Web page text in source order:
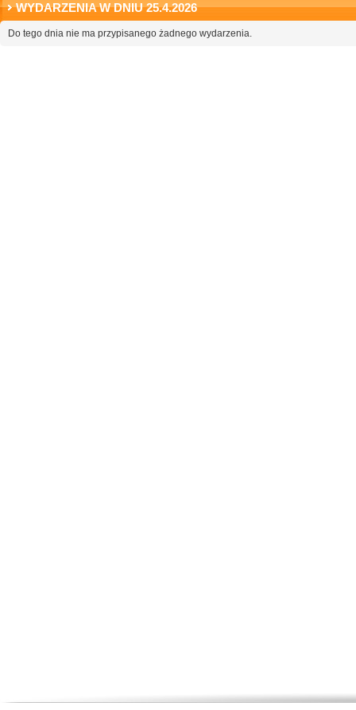
WYDARZENIA W DNIU 25.4.2026
Do tego dnia nie ma przypisanego żadnego wydarzenia.